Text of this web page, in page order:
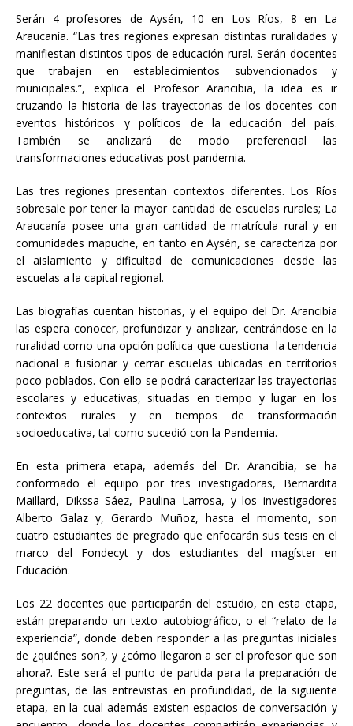
Serán 4 profesores de Aysén, 10 en Los Ríos, 8 en La
Araucanía. “Las tres regiones expresan distintas ruralidades y
manifiestan distintos tipos de educación rural. Serán docentes
que trabajen en establecimientos subvencionados y
municipales.”, explica el Profesor Arancibia, la idea es ir
cruzando la historia de las trayectorias de los docentes con
eventos históricos y políticos de la educación del país.
También se analizará de modo preferencial las
transformaciones educativas post pandemia.
Las tres regiones presentan contextos diferentes. Los Ríos
sobresale por tener la mayor cantidad de escuelas rurales; La
Araucanía posee una gran cantidad de matrícula rural y en
comunidades mapuche, en tanto en Aysén, se caracteriza por
el aislamiento y dificultad de comunicaciones desde las
escuelas a la capital regional.
Las biografías cuentan historias, y el equipo del Dr. Arancibia
las espera conocer, profundizar y analizar, centrándose en la
ruralidad como una opción política que cuestiona la tendencia
nacional a fusionar y cerrar escuelas ubicadas en territorios
poco poblados. Con ello se podrá caracterizar las trayectorias
escolares y educativas, situadas en tiempo y lugar en los
contextos rurales y en tiempos de transformación
socioeducativa, tal como sucedió con la Pandemia.
En esta primera etapa, además del Dr. Arancibia, se ha
conformado el equipo por tres investigadoras, Bernardita
Maillard, Dikssa Sáez, Paulina Larrosa, y los investigadores
Alberto Galaz y, Gerardo Muñoz, hasta el momento, son
cuatro estudiantes de pregrado que enfocarán sus tesis en el
marco del Fondecyt y dos estudiantes del magíster en
Educación.
Los 22 docentes que participarán del estudio, en esta etapa,
están preparando un texto autobiográfico, o el “relato de la
experiencia”, donde deben responder a las preguntas iniciales
de ¿quiénes son?, y ¿cómo llegaron a ser el profesor que son
ahora?. Este será el punto de partida para la preparación de
preguntas, de las entrevistas en profundidad, de la siguiente
etapa, en la cual además existen espacios de conversación y